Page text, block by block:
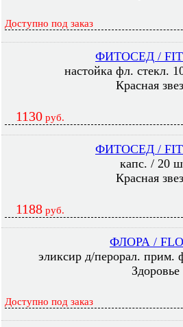
Доступно под заказ
ФИТОСЕД /
настойка фл. стекл.
Красная
1130 руб.
ФИТОСЕД /
капс. / 20
Красная
1188 руб.
ФЛОРА /
эликсир д/перорал. прим.
Здоровье
Доступно под заказ